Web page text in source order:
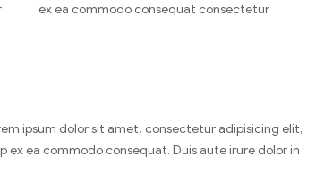
ex ea commodo consequat consectetur
ipsum dolor sit amet, consectetur adipisicing elit,
ea commodo consequat. Duis aute irure dolor in